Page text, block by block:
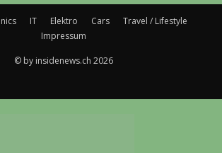
IT Elektro Cars
Travel / Lifestyle
Impressum
© by insidenews.ch 2026